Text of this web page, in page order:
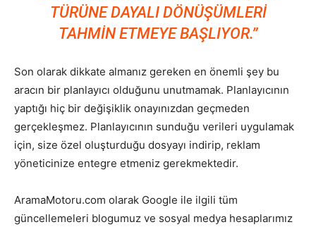
TÜRÜNE DAYALI DÖNÜŞÜMLERI
TAHMIN ETMEYE BAŞLIYOR.”
Son olarak dikkate almanız gereken en önemli şey bu
aracın bir planlayıcı olduğunu unutmamak. Planlayıcının
yaptığı hiç bir değişiklik onayınızdan geçmeden
gerçekleşmez. Planlayıcının sunduğu verileri uygulamak
için, size özel oluşturduğu dosyayı indirip, reklam
yöneticinize entegre etmeniz gerekmektedir.
AramaMotoru.com olarak Google ile ilgili tüm
güncellemeleri blogumuz ve sosyal medya hesaplarımız